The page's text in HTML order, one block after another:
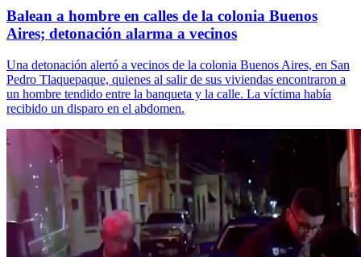
Balean a hombre en calles de la colonia Buenos
Aires; detonación alarma a vecinos
Una detonación alertó a vecinos de la colonia Buenos Aires, en San
Pedro Tlaquepaque, quienes al salir de sus viviendas encontraron a
un hombre tendido entre la banqueta y la calle. La víctima había
recibido un disparo en el abdomen.